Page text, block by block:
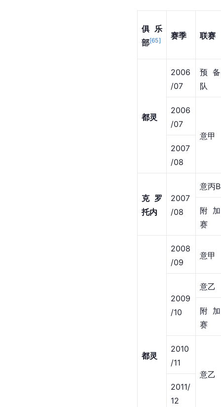
俱乐
部[65] 赛季 联赛
都灵
2006
/07
预备
队
2006
/07
意甲
2007
/08
克罗
托内
2007
/08
意丙B
附加
赛
都灵
2008
/09
意甲
2009
/10
意乙
附加
赛
2010
/11
意乙
2011/
12